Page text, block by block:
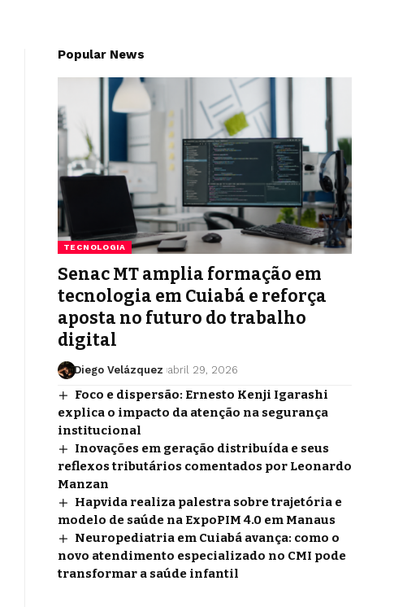
Popular News
TECNOLOGIA
Senac MT amplia formação em
tecnologia em Cuiabá e reforça
aposta no futuro do trabalho
digital
Diego Velázquez abril 29, 2026
Foco e dispersão: Ernesto Kenji Igarashi
explica o impacto da atenção na segurança
institucional
Inovações em geração distribuída e seus
reflexos tributários comentados por Leonardo
Manzan
Hapvida realiza palestra sobre trajetória e
modelo de saúde na ExpoPIM 4.0 em Manaus
Neuropediatria em Cuiabá avança: como o
novo atendimento especializado no CMI pode
transformar a saúde infantil